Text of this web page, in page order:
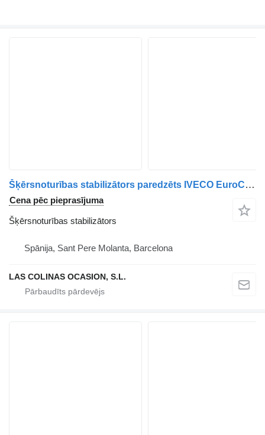
Šķērsnoturības stabilizātors paredzēts IVECO EuroCargo tector kravas automašīnas
Cena pēc pieprasījuma
Šķērsnoturības stabilizātors
Spānija, Sant Pere Molanta, Barcelona
LAS COLINAS OCASION, S.L.